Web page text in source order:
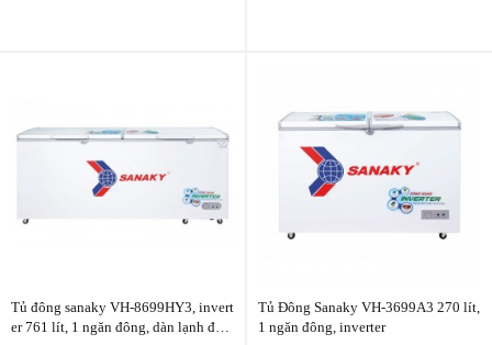
Tủ đông sanaky VH-8699HY3, invert
er 761 lít, 1 ngăn đông, dàn lạnh đồn
Tủ Đông Sanaky VH-3699A3 270 lít,
1 ngăn đông, inverter